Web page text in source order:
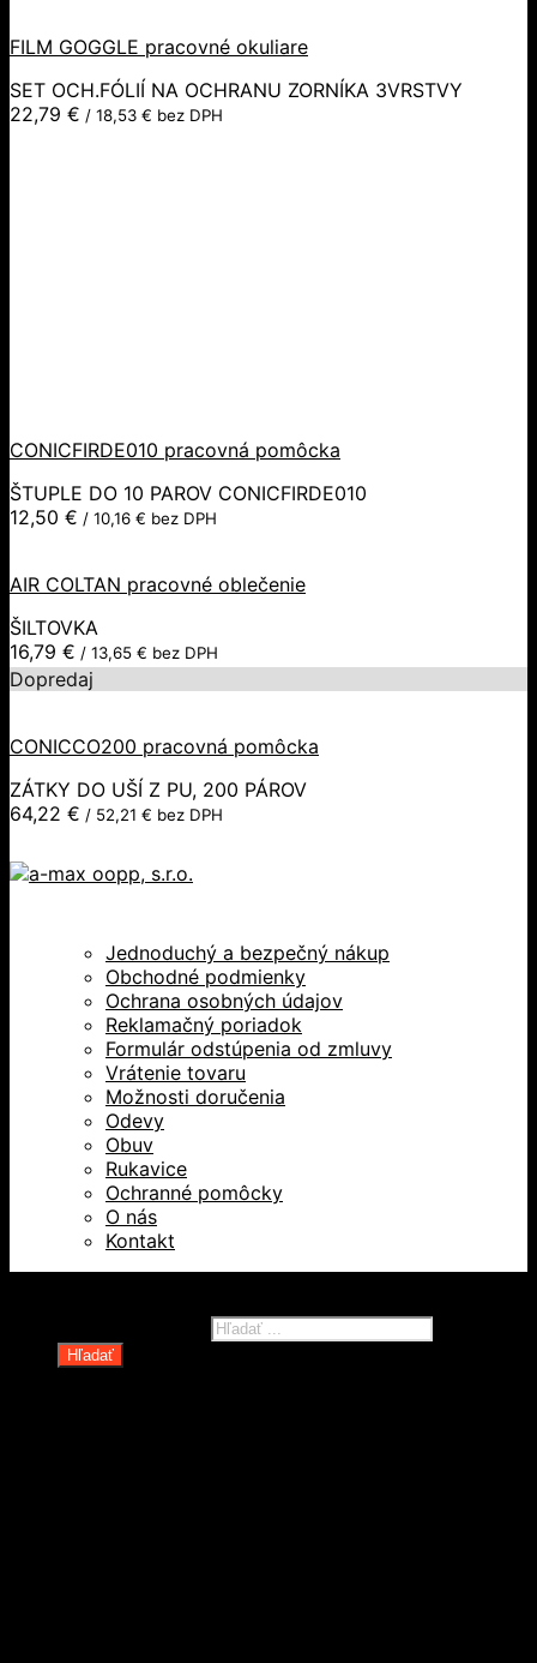
FILM GOGGLE pracovné okuliare
SET OCH.FÓLIÍ NA OCHRANU ZORNÍKA 3VRSTVY
22,79 € / 18,53 € bez DPH
CONICFIRDE010 pracovná pomôcka
ŠTUPLE DO 10 PAROV CONICFIRDE010
12,50 € / 10,16 € bez DPH
AIR COLTAN pracovné oblečenie
ŠILTOVKA
16,79 € / 13,65 € bez DPH
Dopredaj
CONICCO200 pracovná pomôcka
ZÁTKY DO UŠÍ Z PU, 200 PÁROV
64,22 € / 52,21 € bez DPH
Jednoduchý a bezpečný nákup
Obchodné podmienky
Ochrana osobných údajov
Reklamačný poriadok
Formulár odstúpenia od zmluvy
Vrátenie tovaru
Možnosti doručenia
Odevy
Obuv
Rukavice
Ochranné pomôcky
O nás
Kontakt
Hľadať